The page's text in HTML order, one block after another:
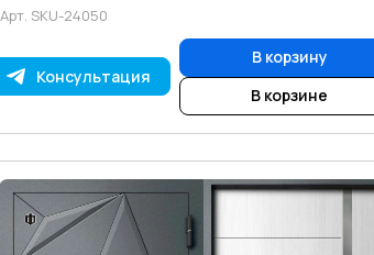
Арт. SKU-24050
Консультация
В корзину
В корзине